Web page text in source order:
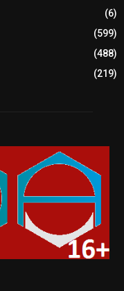
(6)
(599)
(488)
(219)